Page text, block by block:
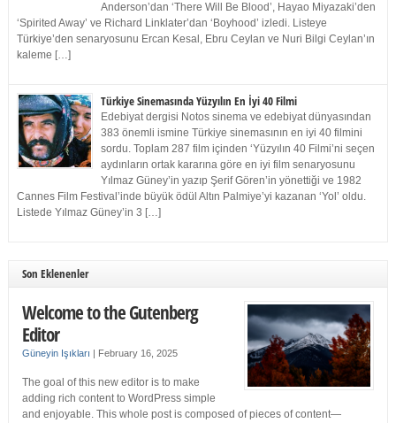
Anderson’dan ‘There Will Be Blood’, Hayao Miyazaki’den
‘Spirited Away’ ve Richard Linklater’dan ‘Boyhood’ izledi. Listeye
Türkiye’den senaryosunu Ercan Kesal, Ebru Ceylan ve Nuri Bilgi Ceylan’ın
kaleme […]
Türkiye Sinemasında Yüzyılın En İyi 40 Filmi
Edebiyat dergisi Notos sinema ve edebiyat dünyasından
383 önemli ismine Türkiye sinemasının en iyi 40 filmini
sordu. Toplam 287 film içinden ‘Yüzyılın 40 Filmi’ni seçen
aydınların ortak kararına göre en iyi film senaryosunu
Yılmaz Güney’in yazıp Şerif Gören’in yönettiği ve 1982
Cannes Film Festival’inde büyük ödül Altın Palmiye’yi kazanan ‘Yol’ oldu.
Listede Yılmaz Güney’in 3 […]
Son Eklenenler
Welcome to the Gutenberg
Editor
Güneyin Işıkları | February 16, 2025
The goal of this new editor is to make
adding rich content to WordPress simple
and enjoyable. This whole post is composed of pieces of content—